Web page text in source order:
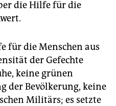
die Hilfe für die
für die Menschen aus
der Gefechte
keine grünen
der Bevölkerung, keine
Militärs; es setzte